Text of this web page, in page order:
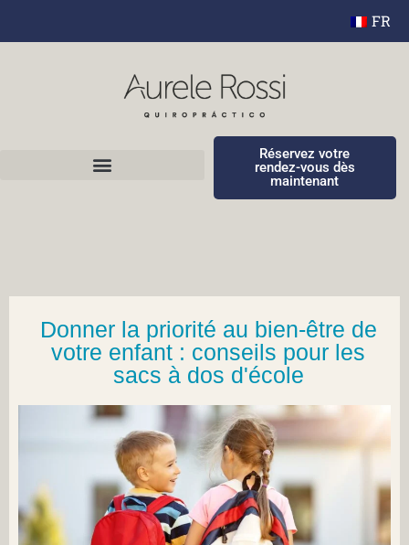
FR
Réservez votre
rendez-vous dès
maintenant
Donner la priorité au bien-être de
votre enfant : conseils pour les
sacs à dos d'école